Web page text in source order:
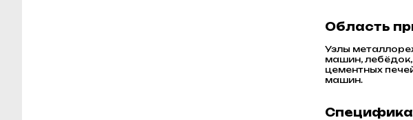
Область
Узлы
машин,
цементных
машин.